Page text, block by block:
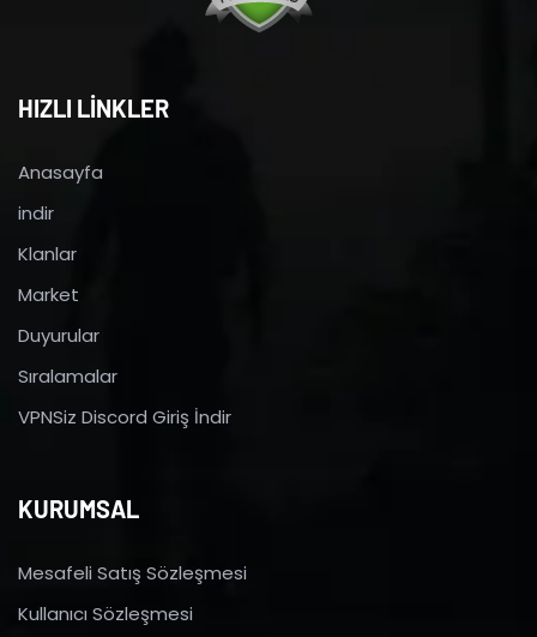
HIZLI LİNKLER
Anasayfa
indir
Klanlar
Market
Duyurular
Sıralamalar
VPNSiz Discord Giriş İndir
KURUMSAL
Mesafeli Satış Sözleşmesi
Kullanıcı Sözleşmesi